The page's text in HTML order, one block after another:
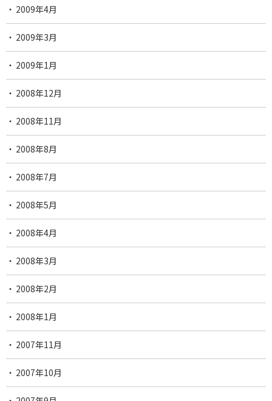
2009年4月
2009年3月
2009年1月
2008年12月
2008年11月
2008年8月
2008年7月
2008年5月
2008年4月
2008年3月
2008年2月
2008年1月
2007年11月
2007年10月